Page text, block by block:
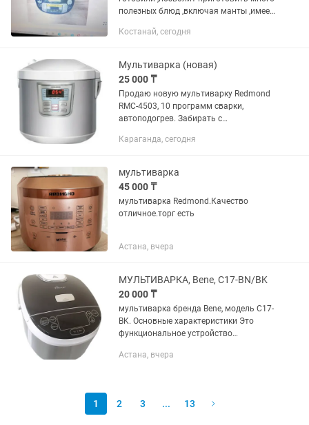
полезных блюд ,включая манты ,имеет
сократить время приготовления
Костанай, сегодня
Мультиварка (новая)
25 000 ₸
Продаю новую мультиварку Redmond
RMC-4503, 10 программ сварки,
автоподогрев. Забирать с
небольшую доплату).
Караганда, сегодня
мультиварка
45 000 ₸
мультиварка Redmond.Качество
отличное.торг есть
Астана, вчера
МУЛЬТИВАРКА, Bene, C17-BN/BK
20 000 ₸
мультиварка бренда Bene, модель C17-
BK. Основные характеристики Это
функциональное устройство
чашей на 5 литров. Программы:
Астана, вчера
1 2 3 ... 13